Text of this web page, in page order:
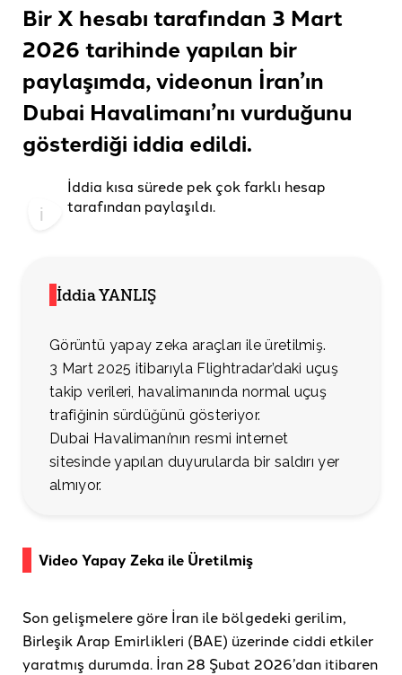
Bir X hesabı tarafından 3 Mart
2026 tarihinde yapılan bir
paylaşımda, videonun İran’ın
Dubai Havalimanı’nı vurduğunu
gösterdiği iddia edildi.
İddia kısa sürede pek çok farklı hesap
tarafından paylaşıldı.
İddia YANLIŞ
Görüntü yapay zeka araçları ile üretilmiş.
3 Mart 2025 itibarıyla Flightradar’daki uçuş
takip verileri, havalimanında normal uçuş
trafiğinin sürdüğünü gösteriyor.
Dubai Havalimanı’nın resmi internet
sitesinde yapılan duyurularda bir saldırı yer
almıyor.
Video Yapay Zeka ile Üretilmiş
Son gelişmelere göre İran ile bölgedeki gerilim,
Birleşik Arap Emirlikleri (BAE) üzerinde ciddi etkiler
yaratmış durumda. İran 28 Şubat 2026’dan itibaren